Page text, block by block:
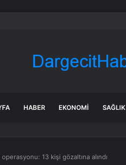
HABER EKONOMI SAĞLIK
13 kişi gözaltına alındı